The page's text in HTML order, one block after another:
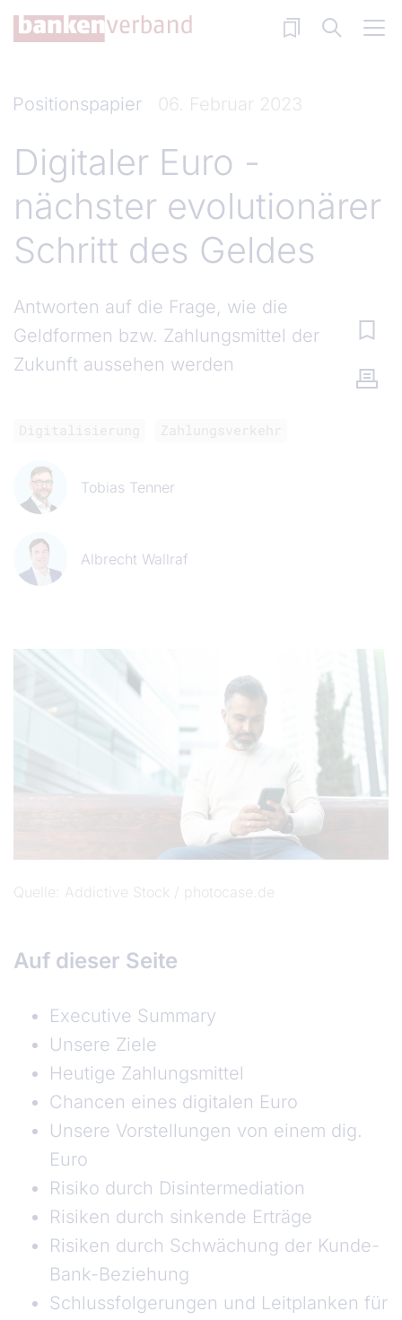
Direkt zum Inhalt
Positionspapier 06. Februar 2023
Digitaler Euro -
nächster evolutionärer
Schritt des Geldes
Antworten auf die Frage, wie die
Geldformen bzw. Zahlungsmittel der
Zukunft aussehen werden
Tobias Tenner
Albrecht Wallraf
Quelle Addictive Stock / photocase.de
Auf dieser Seite
Executive Summary
Unsere Ziele
Heutige Zahlungsmittel
Chancen eines digitalen Euro
Unsere Vorstellungen von einem dig.
Euro
Risiko durch Disintermediation
Risiken durch sinkende Erträge
Risiken durch Schwächung der Kunde-
Bank-Beziehung
Schlussfolgerungen und Leitplanken für